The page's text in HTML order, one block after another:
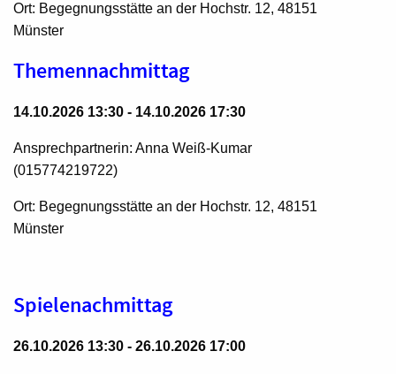
Ort: Begegnungsstätte an der Hochstr. 12, 48151
Münster
Themennachmittag
14.10.2026 13:30 - 14.10.2026 17:30
Ansprechpartnerin: Anna Weiß-Kumar
(015774219722)
Ort: Begegnungsstätte an der Hochstr. 12, 48151
Münster
Spielenachmittag
26.10.2026 13:30 - 26.10.2026 17:00